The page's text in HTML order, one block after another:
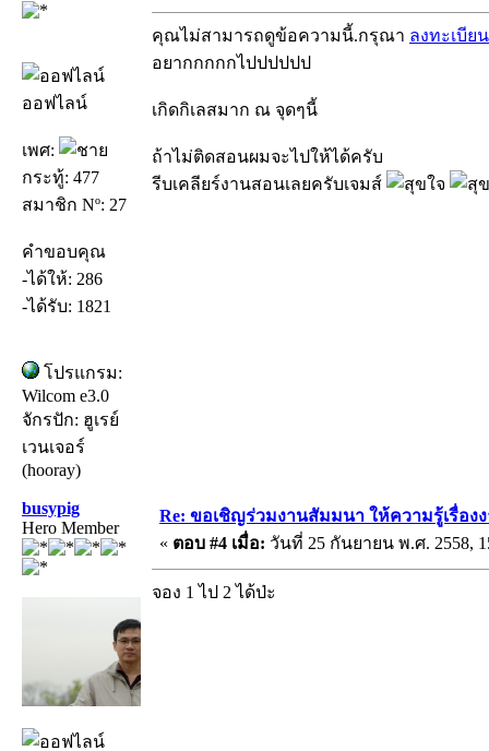
ออฟไลน์
เพศ:
กระทู้: 477
สมาชิก Nº: 27
คำขอบคุณ
-ได้ให้: 286
-ได้รับ: 1821
โปรแกรม:
Wilcom e3.0
จักรปัก: ฮูเรย์
เวนเจอร์
(hooray)
คุณไม่สามารถดูข้อความนี้.กรุณา ลงทะเบียน
อยากกกกกไปปปปปป
เกิดกิเลสมาก ณ จุดๆนี้
ถ้าไม่ติดสอนผมจะไปให้ได้ครับ
รีบเคลียร์งานสอนเลยครับเจมส์
busypig
Hero Member
Re: ขอเชิญร่วมงานสัมมนา ให้ความรู้เรื่อง
« ตอบ #4 เมื่อ: วันที่ 25 กันยายน พ.ศ. 2558,
จอง 1 ไป 2 ได้ป่ะ